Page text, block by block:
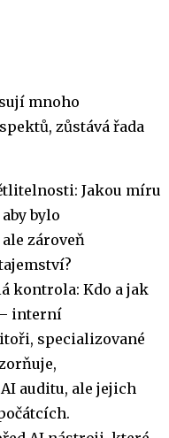
mnoho
zůstává řada
Jakou míru
bylo
zároveň
kontrola: Kdo a jak
interní
specializované
auditu, ale jejich